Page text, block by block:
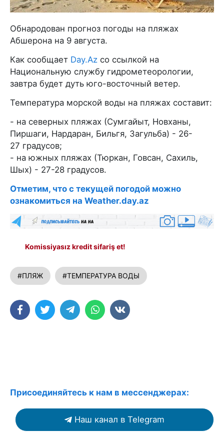
Обнародован прогноз погоды на пляжах
Абшерона на 9 августа.
Как сообщает Day.Az со ссылкой на
Национальную службу гидрометеорологии,
завтра будет дуть юго-восточный ветер.
Температура морской воды на пляжах составит:
- на северных пляжах (Сумгайыт, Новханы,
Пиршаги, Нардаран, Бильгя, Загульба) - 26-
27 градусов;
- на южных пляжах (Тюркан, Говсан, Сахиль,
Шых) - 27-28 градусов.
Отметим, что с текущей погодой можно
ознакомиться на Weather.day.az
Komissiyasız kredit sifariş et!
#ПЛЯЖ #ТЕМПЕРАТУРА ВОДЫ
Присоединяйтесь к нам в мессенджерах:
Наш канал в Telegram